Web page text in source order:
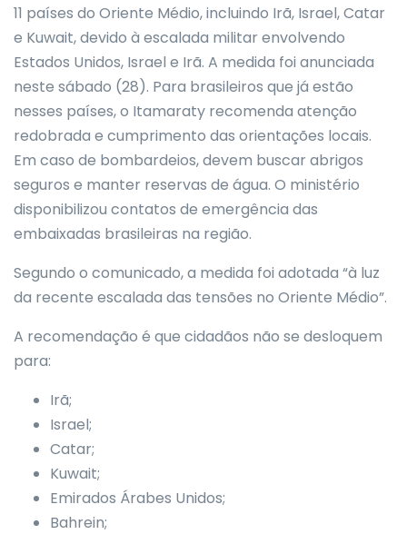
11 países do Oriente Médio, incluindo Irã, Israel, Catar
e Kuwait, devido à escalada militar envolvendo
Estados Unidos, Israel e Irã. A medida foi anunciada
neste sábado (28). Para brasileiros que já estão
nesses países, o Itamaraty recomenda atenção
redobrada e cumprimento das orientações locais.
Em caso de bombardeios, devem buscar abrigos
seguros e manter reservas de água. O ministério
disponibilizou contatos de emergência das
embaixadas brasileiras na região.
Segundo o comunicado, a medida foi adotada “à luz
da recente escalada das tensões no Oriente Médio”.
A recomendação é que cidadãos não se desloquem
para:
Irã;
Israel;
Catar;
Kuwait;
Emirados Árabes Unidos;
Bahrein;